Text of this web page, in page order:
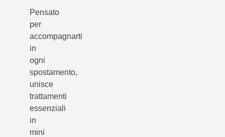
Pensato
per
accompagnarti
in
ogni
spostamento,
unisce
trattamenti
essenziali
in
mini